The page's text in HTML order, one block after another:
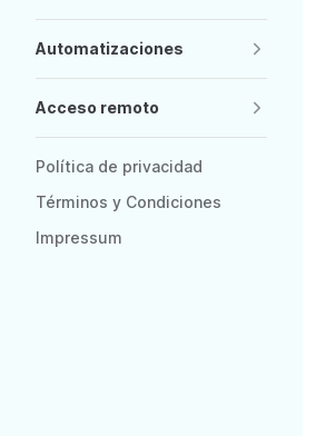
Automatizaciones
Acceso remoto
Política de privacidad
Términos y Condiciones
Impressum